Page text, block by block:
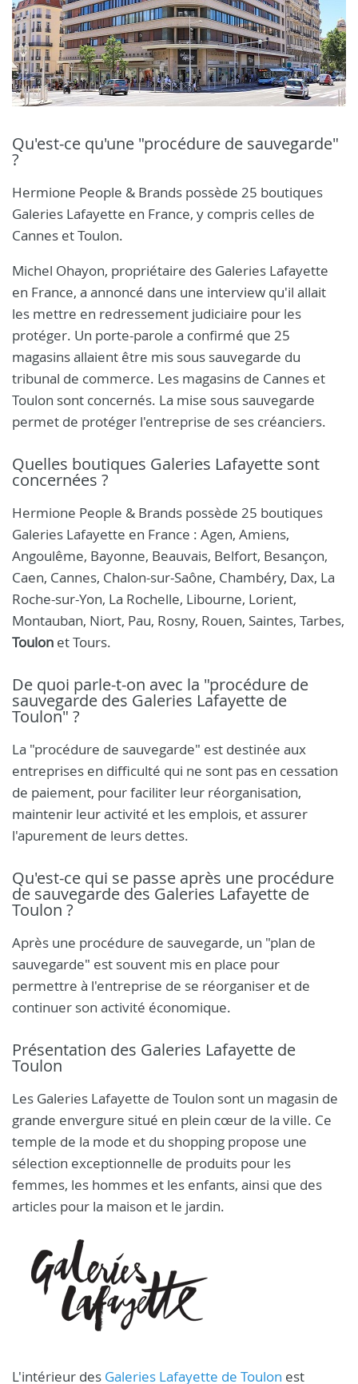
Qu'est-ce qu'une "procédure de sauvegarde"
?
Hermione People & Brands possède 25 boutiques
Galeries Lafayette en France, y compris celles de
Cannes et Toulon.
Michel Ohayon, propriétaire des Galeries Lafayette
en France, a annoncé dans une interview qu'il allait
les mettre en redressement judiciaire pour les
protéger. Un porte-parole a confirmé que 25
magasins allaient être mis sous sauvegarde du
tribunal de commerce. Les magasins de Cannes et
Toulon sont concernés. La mise sous sauvegarde
permet de protéger l'entreprise de ses créanciers.
Quelles boutiques Galeries Lafayette sont
concernées ?
Hermione People & Brands possède 25 boutiques
Galeries Lafayette en France : Agen, Amiens,
Angoulême, Bayonne, Beauvais, Belfort, Besançon,
Caen, Cannes, Chalon-sur-Saône, Chambéry, Dax, La
Roche-sur-Yon, La Rochelle, Libourne, Lorient,
Montauban, Niort, Pau, Rosny, Rouen, Saintes, Tarbes,
Toulon et Tours.
De quoi parle-t-on avec la "procédure de
sauvegarde des Galeries Lafayette de
Toulon" ?
La "procédure de sauvegarde" est destinée aux
entreprises en difficulté qui ne sont pas en cessation
de paiement, pour faciliter leur réorganisation,
maintenir leur activité et les emplois, et assurer
l'apurement de leurs dettes.
Qu'est-ce qui se passe après une procédure
de sauvegarde des Galeries Lafayette de
Toulon ?
Après une procédure de sauvegarde, un "plan de
sauvegarde" est souvent mis en place pour
permettre à l'entreprise de se réorganiser et de
continuer son activité économique.
Présentation des Galeries Lafayette de
Toulon
Les Galeries Lafayette de Toulon sont un magasin de
grande envergure situé en plein cœur de la ville. Ce
temple de la mode et du shopping propose une
sélection exceptionnelle de produits pour les
femmes, les hommes et les enfants, ainsi que des
articles pour la maison et le jardin.
L'intérieur des Galeries Lafayette de Toulon est